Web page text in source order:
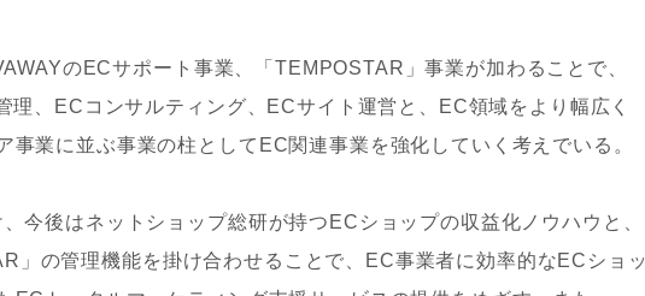
のECサポート事業、「TEMPOSTAR」事業が加わることで、
理、ECコンサルティング、ECサイト運営と、EC領域をより幅広く
事業に並ぶ事業の柱としてEC関連事業を強化していく考えでいる。
今後はネットショップ総研が持つECショップの収益化ノウハウと、
」の管理機能を掛け合わせることで、EC事業者に効率的なECショッ